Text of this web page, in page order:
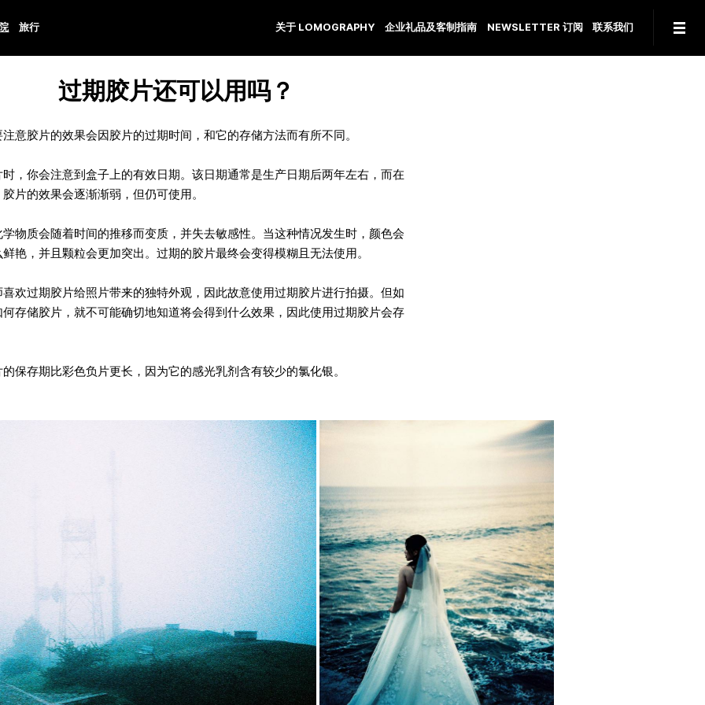
旅行 关于 LOMOGRAPHY 企业礼品及客制指南 NEWSLETTER 订阅 联系我们
过期胶片还可以用吗？
意胶片的效果会因胶片的过期时间，和它的存储方法而有所不同。
，你会注意到盒子上的有效日期。该日期通常是生产日期后两年左右，而在
片的效果会逐渐渐弱，但仍可使用。
物质会随着时间的推移而变质，并失去敏感性。当这种情况发生时，颜色会
艳，并且颗粒会更加突出。过期的胶片最终会变得模糊且无法使用。
欢过期胶片给照片带来的独特外观，因此故意使用过期胶片进行拍摄。但如
存储胶片，就不可能确切地知道将会得到什么效果，因此使用过期胶片会存
保存期比彩色负片更长，因为它的感光乳剂含有较少的氯化银。